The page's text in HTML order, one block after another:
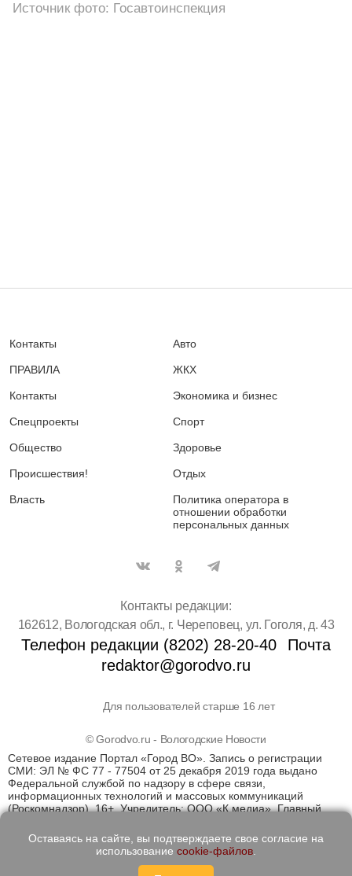
Источник фото: Госавтоинспекция
Контакты
ПРАВИЛА
Контакты
Спецпроекты
Общество
Происшествия!
Власть
Авто
ЖКХ
Экономика и бизнес
Спорт
Здоровье
Отдых
Политика оператора в
отношении обработки
персональных данных
Контакты редакции:
162612, Вологодская обл., г. Череповец, ул. Гоголя, д. 43
Телефон редакции (8202) 28-20-40
Почта
redaktor@gorodvo.ru
Для пользователей старше 16 лет
© Gorodvo.ru - Вологодские Новости
Сетевое издание Портал «Город ВО». Запись о регистрации
СМИ: ЭЛ № ФС 77 - 77504 от 25 декабря 2019 года выдано
Федеральной службой по надзору в сфере связи,
информационных технологий и массовых коммуникаций
(Роскомнадзор). 16+. Учредитель: ООО «К медиа». Главный
применяются рекомендательные технологии (информационные
технологии предоставления информации на основе сбора,
систематизации и анализа сведений, относящихся к
предпочтениям пользователей сети "Интернет", находящихся
Оставаясь на сайте, вы подтверждаете свое согласие на
использование cookie-файлов